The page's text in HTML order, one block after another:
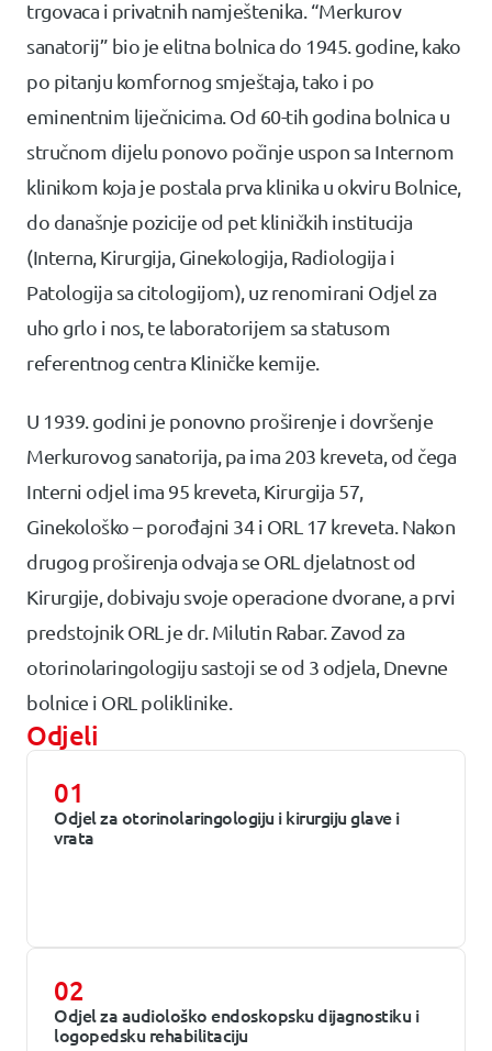
trgovaca i privatnih namještenika. “Merkurov
sanatorij” bio je elitna bolnica do 1945. godine, kako
po pitanju komfornog smještaja, tako i po
eminentnim liječnicima. Od 60-tih godina bolnica u
stručnom dijelu ponovo počinje uspon sa Internom
klinikom koja je postala prva klinika u okviru Bolnice,
do današnje pozicije od pet kliničkih institucija
(Interna, Kirurgija, Ginekologija, Radiologija i
Patologija sa citologijom), uz renomirani Odjel za
uho grlo i nos, te laboratorijem sa statusom
referentnog centra Kliničke kemije.
U 1939. godini je ponovno proširenje i dovršenje
Merkurovog sanatorija, pa ima 203 kreveta, od čega
Interni odjel ima 95 kreveta, Kirurgija 57,
Ginekološko – porođajni 34 i ORL 17 kreveta. Nakon
drugog proširenja odvaja se ORL djelatnost od
Kirurgije, dobivaju svoje operacione dvorane, a prvi
predstojnik ORL je dr. Milutin Rabar. Zavod za
otorinolaringologiju sastoji se od 3 odjela, Dnevne
bolnice i ORL poliklinike.
Odjeli
01
Odjel za otorinolaringologiju i kirurgiju glave i
vrata
02
Odjel za audiološko endoskopsku dijagnostiku i
logopedsku rehabilitaciju